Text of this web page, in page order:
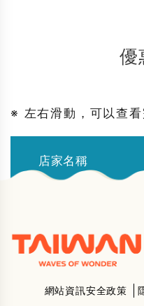
優
※ 左右滑動，可以查
店家名稱
網站資訊安全政策